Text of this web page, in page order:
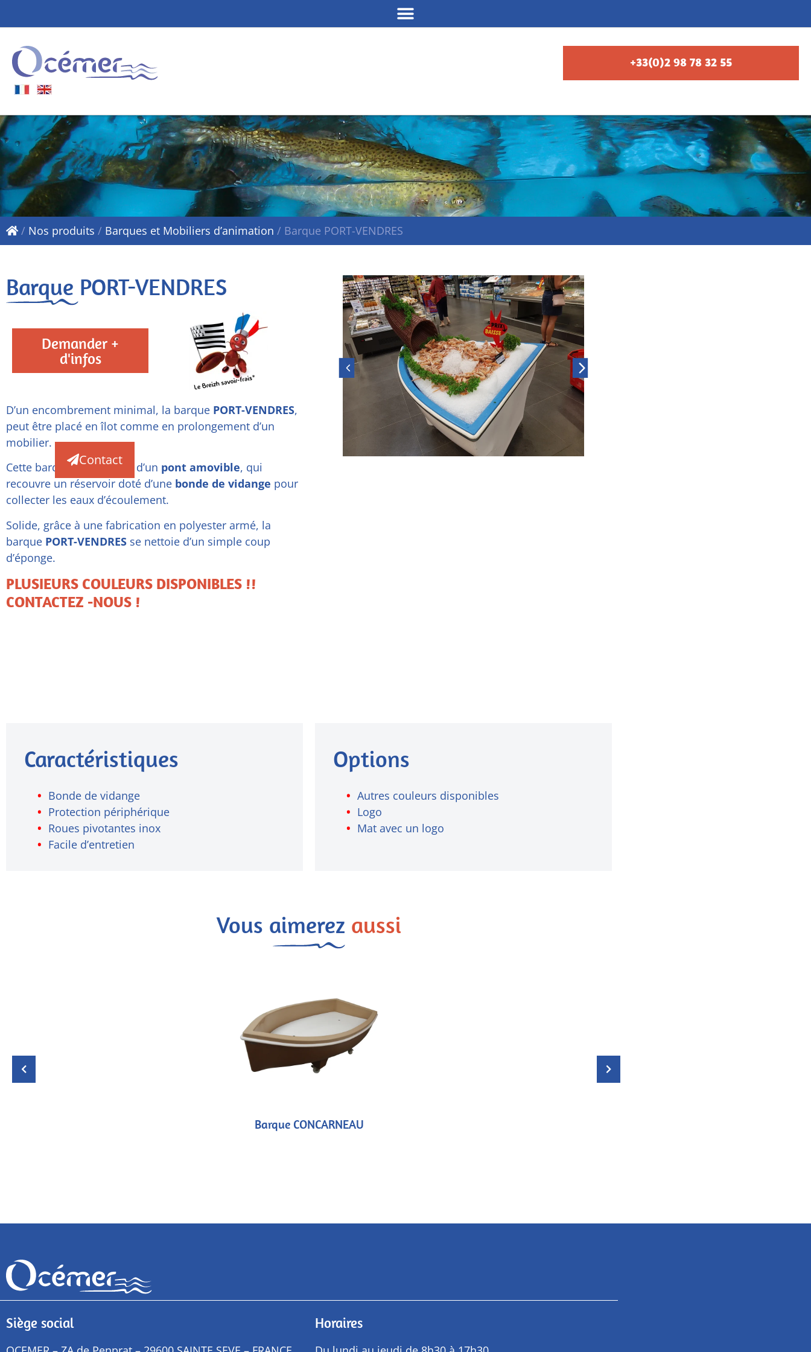
+33(0)2 98 78 32 55
Contact
/ Nos produits / Barques et Mobiliers d’animation / Barque PORT-VENDRES
Barque PORT-VENDRES
Demander +
d'infos
D’un encombrement minimal, la barque PORT-VENDRES,
peut être placé en îlot comme en prolongement d’un
mobilier.
Cette barque est équipée d’un pont amovible, qui
recouvre un réservoir doté d’une bonde de vidange pour
collecter les eaux d’écoulement.
Solide, grâce à une fabrication en polyester armé, la
barque PORT-VENDRES se nettoie d’un simple coup
d’éponge.
PLUSIEURS COULEURS DISPONIBLES !!
CONTACTEZ -NOUS !
Caractéristiques
Bonde de vidange
Protection périphérique
Roues pivotantes inox
Facile d’entretien
Options
Autres couleurs disponibles
Logo
Mat avec un logo
Vous aimerez aussi
Barque CONCARNEAU
Siège social Horaires